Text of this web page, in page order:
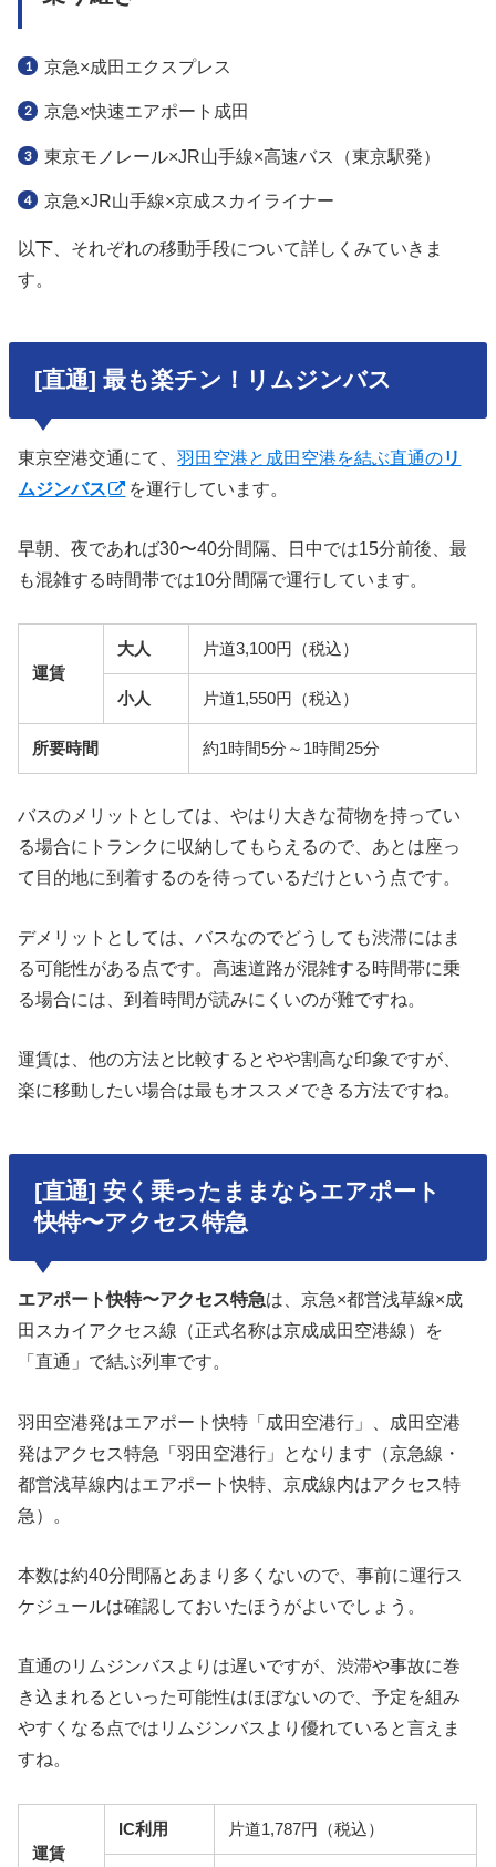
京急×成田エクスプレス
京急×快速エアポート成田
東京モノレール×JR山手線×高速バス（東京駅発）
京急×JR山手線×京成スカイライナー
以下、それぞれの移動手段について詳しくみていきま
す。
[直通] 最も楽チン！リムジンバス
東京空港交通にて、羽田空港と成田空港を結ぶ直通のリ
ムジンバス
を運行しています。
早朝、夜であれば30〜40分間隔、日中では15分前後、最
も混雑する時間帯では10分間隔で運行しています。
運賃
大人 片道3,100円（税込）
小人 片道1,550円（税込）
所要時間 約1時間5分～1時間25分
バスのメリットとしては、やはり大きな荷物を持ってい
る場合にトランクに収納してもらえるので、あとは座っ
て目的地に到着するのを待っているだけという点です。
デメリットとしては、バスなのでどうしても渋滞にはま
る可能性がある点です。高速道路が混雑する時間帯に乗
る場合には、到着時間が読みにくいのが難ですね。
運賃は、他の方法と比較するとやや割高な印象ですが、
楽に移動したい場合は最もオススメできる方法ですね。
[直通] 安く乗ったままならエアポート
快特〜アクセス特急
エアポート快特〜アクセス特急は、京急×都営浅草線×成
田スカイアクセス線（正式名称は京成成田空港線）を
「直通」で結ぶ列車です。
羽田空港発はエアポート快特「成田空港行」、成田空港
発はアクセス特急「羽田空港行」となります（京急線・
都営浅草線内はエアポート快特、京成線内はアクセス特
急）。
本数は約40分間隔とあまり多くないので、事前に運行ス
ケジュールは確認しておいたほうがよいでしょう。
直通のリムジンバスよりは遅いですが、渋滞や事故に巻
き込まれるといった可能性はほぼないので、予定を組み
やすくなる点ではリムジンバスより優れていると言えま
すね。
運賃
IC利用 片道1,787円（税込）